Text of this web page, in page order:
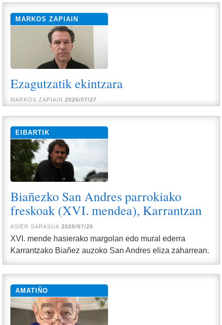
MARKOS ZAPIAIN
Ezagutzatik ekintzara
MARKOS ZAPIAIN 2026/07/27
EIBARTIK
Biañezko San Andres parrokiako
freskoak (XVI. mendea), Karrantzan
ASIER SARASUA 2026/07/26
XVI. mende hasierako margolan edo mural ederra
Karrantzako Biañez auzoko San Andres eliza zaharrean.
AMATIÑO